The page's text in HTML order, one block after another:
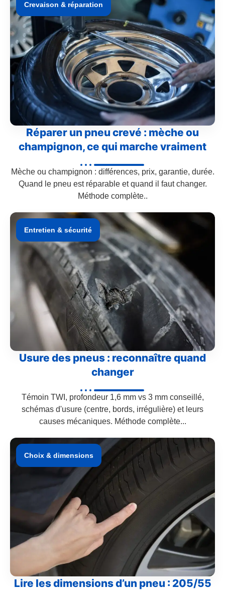
Crevaison & réparation
Réparer un pneu crevé : mèche ou
champignon, ce qui marche vraiment
Mèche ou champignon : différences, prix, garantie, durée.
Quand le pneu est réparable et quand il faut changer.
Méthode complète..
Entretien & sécurité
Usure des pneus : reconnaître quand
changer
Témoin TWI, profondeur 1,6 mm vs 3 mm conseillé,
schémas d'usure (centre, bords, irrégulière) et leurs
causes mécaniques. Méthode complète...
Choix & dimensions
Lire les dimensions d’un pneu : 205/55